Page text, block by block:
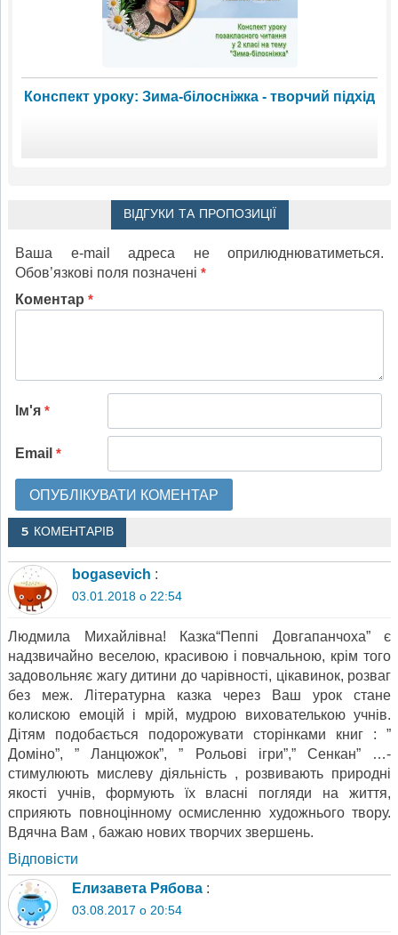
Конспект уроку: Зима-білосніжка - творчий підхід
ВІДГУКИ ТА ПРОПОЗИЦІЇ
Ваша e-mail адреса не оприлюднюватиметься.
Обов’язкові поля позначені *
Коментар *
Ім'я *
Email *
5 КОМЕНТАРІВ
bogasevich :
03.01.2018 о 22:54
Людмила Михайлівна! Казка“Пеппі Довгапанчоха” є
надзвичайно веселою, красивою і повчальною, крім того
задовольняє жагу дитини до чарівності, цікавинок, розваг
без меж. Літературна казка через Ваш урок стане
колискою емоцій і мрій, мудрою вихователькою учнів.
Дітям подобається подорожувати сторінками книг : ”
Доміно”, ” Ланцюжок”, ” Рольові ігри”,” Сенкан” …-
стимулюють мислеву діяльність , розвивають природні
якості учнів, формують їх власні погляди на життя,
сприяють повноцінному осмисленню художнього твору.
Вдячна Вам , бажаю нових творчих звершень.
Відповіcти
Елизавета Рябова :
03.08.2017 о 20:54